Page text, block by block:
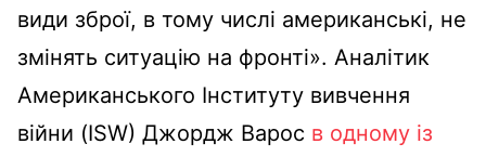
види зброї, в тому числі американські, не
змінять ситуацію на фронті». Аналітик
Американського Інституту вивчення
війни (ISW) Джордж Варос в одному із